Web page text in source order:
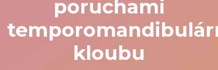
poruchami
kloubu